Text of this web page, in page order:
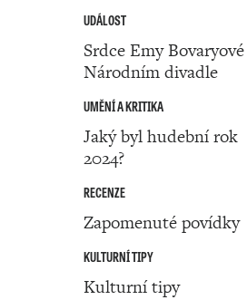
UDÁLOST
Srdce Emy
Národním divadle
UMĚNÍ A KRITIKA
Jaký byl hudební rok
2024?
RECENZE
Zapomenuté povídky
KULTURNÍ TIPY
Kulturní tipy